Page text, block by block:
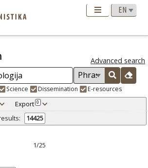
Advanced search
Science Dissemination E-resources
Export 0
0 14425
1/25